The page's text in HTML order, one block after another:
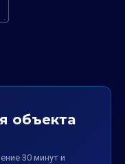
объекта
30 минут и